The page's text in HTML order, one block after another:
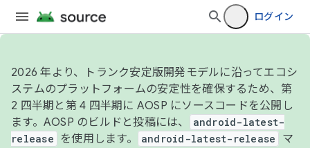
ログイン
2026 年より、トランク安定版開発モデルに沿ってエコシ
ステムのプラットフォームの安定性を確保するため、第
2 四半期と第 4 四半期に AOSP にソースコードを公開し
ます。AOSP のビルドと投稿には、
android-latest-
release
を使用します。 android-latest-release
マ